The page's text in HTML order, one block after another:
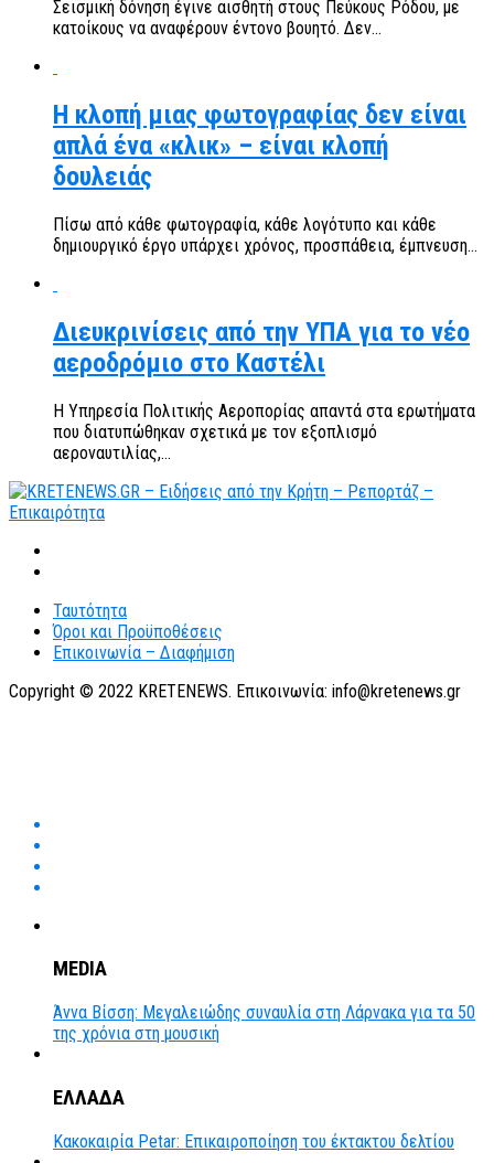
Σεισμική δόνηση έγινε αισθητή στους Πεύκους Ρόδου, με
κατοίκους να αναφέρουν έντονο βουητό. Δεν...
Η κλοπή μιας φωτογραφίας δεν είναι
απλά ένα «κλικ» – είναι κλοπή
δουλειάς
Πίσω από κάθε φωτογραφία, κάθε λογότυπο και κάθε
δημιουργικό έργο υπάρχει χρόνος, προσπάθεια, έμπνευση...
Διευκρινίσεις από την ΥΠΑ για το νέο
αεροδρόμιο στο Καστέλι
Η Υπηρεσία Πολιτικής Αεροπορίας απαντά στα ερωτήματα
που διατυπώθηκαν σχετικά με τον εξοπλισμό
αεροναυτιλίας,...
Ταυτότητα
Όροι και Προϋποθέσεις
Επικοινωνία – Διαφήμιση
Copyright © 2022 KRETENEWS. Επικοινωνία: info@kretenews.gr
MEDIA
Άννα Βίσση: Μεγαλειώδης συναυλία στη Λάρνακα για τα 50
της χρόνια στη μουσική
ΕΛΛΑΔΑ
Κακοκαιρία Petar: Επικαιροποίηση του έκτακτου δελτίου